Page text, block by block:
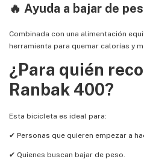
🔥 Ayuda a bajar de
Combinada con una alimentación
herramienta para quemar calorías y
¿Para quién
Ranbak 400?
Esta bicicleta es ideal para:
✔ Personas que quieren empezar a
✔ Quienes buscan bajar de peso.